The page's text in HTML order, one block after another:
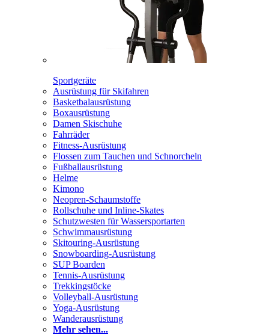
Sportgeräte
Ausrüstung für Skifahren
Basketbalausrüstung
Boxausrüstung
Damen Skischuhe
Fahrräder
Fitness-Ausrüstung
Flossen zum Tauchen und Schnorcheln
Fußballausrüstung
Helme
Kimono
Neopren-Schaumstoffe
Rollschuhe und Inline-Skates
Schutzwesten für Wassersportarten
Schwimmausrüstung
Skitouring-Ausrüstung
Snowboarding-Ausrüstung
SUP Boarden
Tennis-Ausrüstung
Trekkingstöcke
Volleyball-Ausrüstung
Yoga-Ausrüstung
Wanderausrüstung
Mehr sehen...